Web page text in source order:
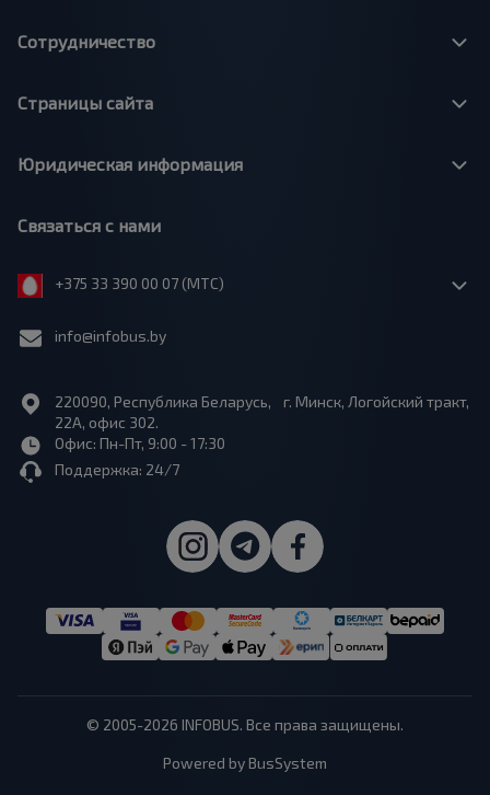
Сотрудничество
Страницы сайта
Юридическая информация
Связаться с нами
+375 33 390 00 07 (МТС)
info@infobus.by
220090, Республика Беларусь, г. Минск, Логойский тракт,
22А, офис 302.
Офис: Пн-Пт, 9:00 - 17:30
Поддержка: 24/7
© 2005-2026 INFOBUS. Все права защищены.
Powered by BusSystem